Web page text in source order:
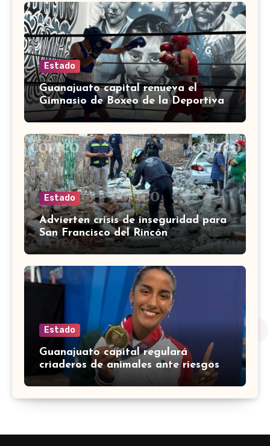
Estado
Guanajuato capital renueva el
Gimnasio de Boxeo de la Deportiva
Torres Landa
Estado
Advierten crisis de inseguridad para
San Francisco del Rincón
Estado
Guanajuato capital regulará
criaderos de animales ante riesgos
para la salud pública